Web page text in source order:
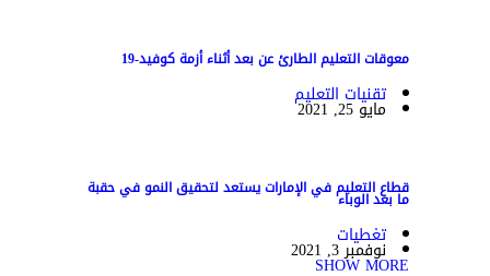
معوقات التعليم الطارئ عن بعد أثناء أزمة كوفيد-19
تقنيات التعليم
مايو 25, 2021
قطاع التعليم في الإمارات يستعد لتحقيق النمو في حقبة
ما بعد الوباء
تغطيات
نوفمبر 3, 2021
SHOW MORE